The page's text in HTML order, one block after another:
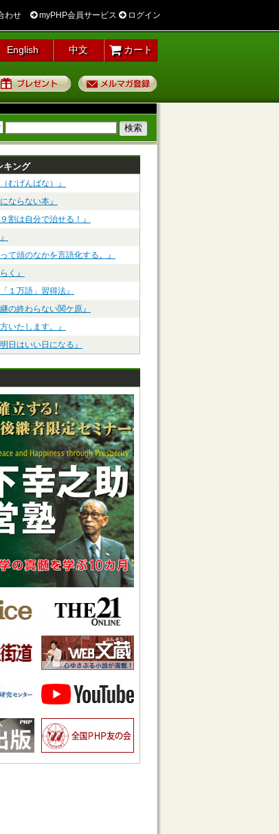
わせ myPHP会員サービス ログイン
English 中文 カート
プレゼント
キング
むげんばな）』
ならない本』
９割は自分で治せる！』
って頭のなかを言語化する。』
く』
１万語」習得法』
継の終わらない関ケ原』
いたします。』
明日はいい日になる』